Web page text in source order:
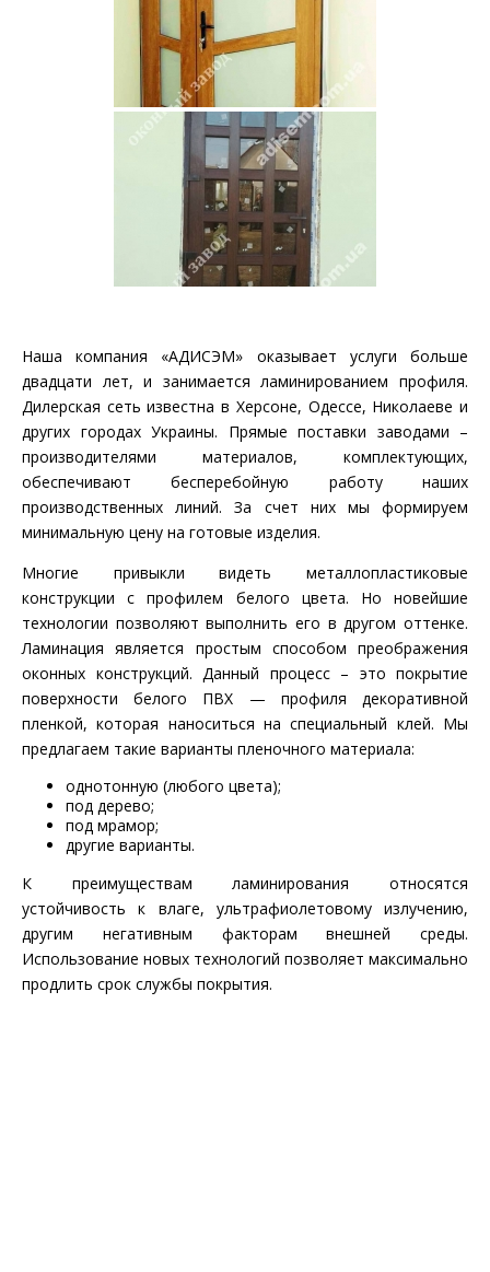
Наша компания «АДИСЭМ» оказывает услуги больше
двадцати лет, и занимается ламинированием профиля.
Дилерская сеть известна в Херсоне, Одессе, Николаеве и
других городах Украины. Прямые поставки заводами –
производителями материалов, комплектующих,
обеспечивают бесперебойную работу наших
производственных линий. За счет них мы формируем
минимальную цену на готовые изделия.
Многие привыкли видеть металлопластиковые
конструкции с профилем белого цвета. Но новейшие
технологии позволяют выполнить его в другом оттенке.
Ламинация является простым способом преображения
оконных конструкций. Данный процесс – это покрытие
поверхности белого ПВХ — профиля декоративной
пленкой, которая наноситься на специальный клей. Мы
предлагаем такие варианты пленочного материала:
однотонную (любого цвета);
под дерево;
под мрамор;
другие варианты.
К преимуществам ламинирования относятся
устойчивость к влаге, ультрафиолетовому излучению,
другим негативным факторам внешней среды.
Использование новых технологий позволяет максимально
продлить срок службы покрытия.